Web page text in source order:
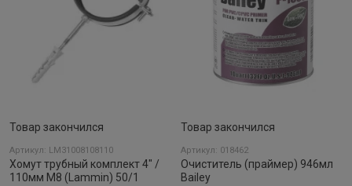
Товар закончился
Артикул: LM31008108110
Хомут трубный комплект 4" /
110мм М8 (Lammin) 50/1
Товар закончился
Артикул: 018462
Очиститель (праймер) 946мл
Bailey